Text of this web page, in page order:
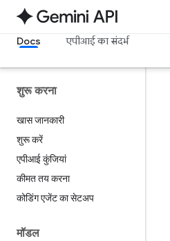
Docs एपीआई का संदर्भ
शुरू करना
खास जानकारी
शुरू करें
एपीआई कुंजियां
कीमत तय करना
कोडिंग एजेंट का सेटअप
मॉडल